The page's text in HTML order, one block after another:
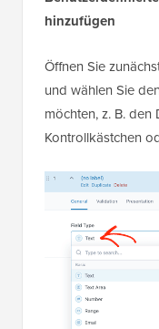
hinzufügen
Öffnen Sie
und wählen Sie
möchten, z. B. den
Kontrollkästchen